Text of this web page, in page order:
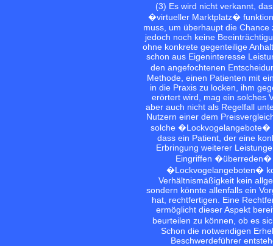
(3) Es wird nicht verkannt,
�virtueller Marktplatz�
muss, um überhaupt die
jedoch noch keine
ohne konkrete gegenteilige
schon aus Eigeninteresse
den angefochtenen
Methode, einen Patienten mit
in die Praxis zu locken, ihm
erörtert wird, mag ein solches
aber auch nicht als Regelfall
Nutzern einer dem
solche �Lockvogelangebote�
dass ein Patient, der eine
Erbringung weiterer
Eingriffen �überreden�
�Lockvogelangeboten�
Verhältnismäßigkeit kein
sondern könnte allenfalls ein
hat, rechtfertigen. Eine
ermöglicht dieser Aspekt
beurteilen zu können, ob es
Schon die notwendigen
Beschwerdeführer